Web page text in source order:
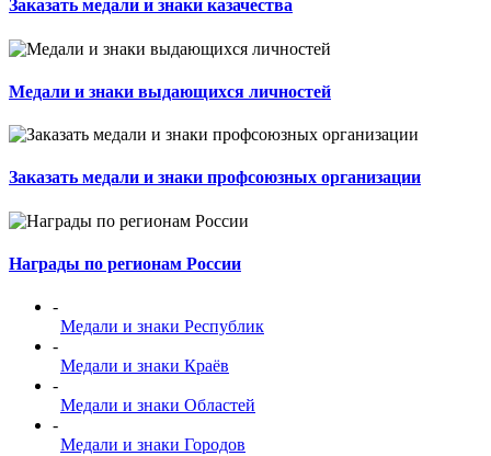
Заказать медали и знаки казачества
Медали и знаки выдающихся личностей
Заказать медали и знаки профсоюзных организации
Награды по регионам России
-
Медали и знаки Республик
-
Медали и знаки Краёв
-
Медали и знаки Областей
-
Медали и знаки Городов